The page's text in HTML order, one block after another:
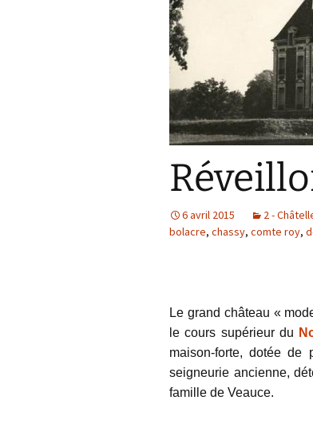
6 avril 2015 2 -
bolacre, chassy, comte roy,
Le grand château «
le cours supérieur du
maison-forte, dotée de
seigneurie ancienne,
famille de Veauce.